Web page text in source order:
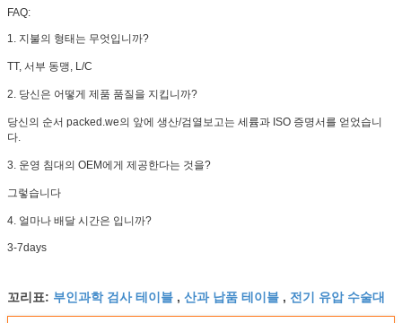
FAQ:
1. 지불의 형태는 무엇입니까?
TT, 서부 동맹, L/C
2. 당신은 어떻게 제품 품질을 지킵니까?
당신의 순서 packed.we의 앞에 생산/검열보고는 세륨과 ISO 증명서를 얻었습니
다.
3. 운영 침대의 OEM에게 제공한다는 것을?
그렇습니다
4. 얼마나 배달 시간은 입니까?
3-7days
꼬리표: 부인과학 검사 테이블 , 산과 납품 테이블 , 전기 유압 수술대